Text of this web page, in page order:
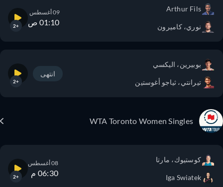
Arthur Fils
نوري، كاميرون 01:10 ص
بوبيرين، اليكسي
تيرانتي، ثياجو أغوستين
انتهى
WTA Toronto Women Singles
كوستيوك، مارتا
Iga Swiatek 06:30 م